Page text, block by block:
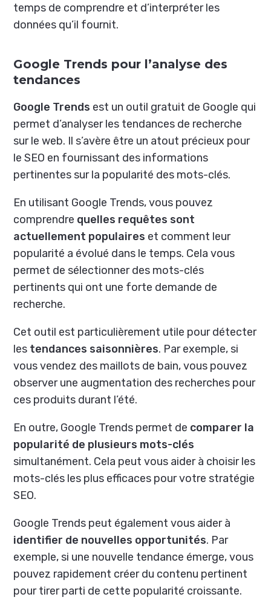
temps de comprendre et d’interpréter les
données qu’il fournit.
Google Trends pour l’analyse des
tendances
Google Trends est un outil gratuit de Google qui
permet d’analyser les tendances de recherche
sur le web. Il s’avère être un atout précieux pour
le SEO en fournissant des informations
pertinentes sur la popularité des mots-clés.
En utilisant Google Trends, vous pouvez
comprendre quelles requêtes sont
actuellement populaires et comment leur
popularité a évolué dans le temps. Cela vous
permet de sélectionner des mots-clés
pertinents qui ont une forte demande de
recherche.
Cet outil est particulièrement utile pour détecter
les tendances saisonnières. Par exemple, si
vous vendez des maillots de bain, vous pouvez
observer une augmentation des recherches pour
ces produits durant l’été.
En outre, Google Trends permet de comparer la
popularité de plusieurs mots-clés
simultanément. Cela peut vous aider à choisir les
mots-clés les plus efficaces pour votre stratégie
SEO.
Google Trends peut également vous aider à
identifier de nouvelles opportunités. Par
exemple, si une nouvelle tendance émerge, vous
pouvez rapidement créer du contenu pertinent
pour tirer parti de cette popularité croissante.